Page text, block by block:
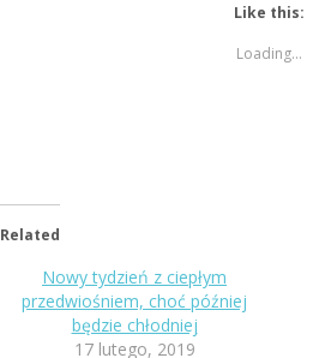
Like this:
Loading...
Related
Nowy tydzień z ciepłym
przedwiośniem, choć później
będzie chłodniej
17 lutego, 2019